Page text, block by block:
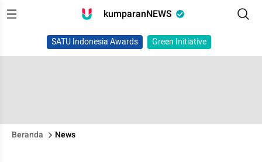
kumparanNEWS
SATU Indonesia Awards Green Initiative
Beranda News